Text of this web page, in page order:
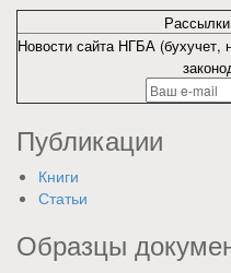
Рассылки
Новости сайта НГБА (бухучет,
Публикации
Книги
Статьи
Образцы